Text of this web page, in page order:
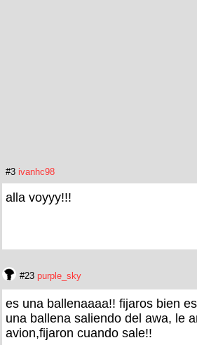
#3 ivanhc98
alla voyyy!!!
#23 purple_sky
es una ballenaaaa!! fijaros bien
una ballena saliendo del awa, le
avion,fijaron cuando sale!!